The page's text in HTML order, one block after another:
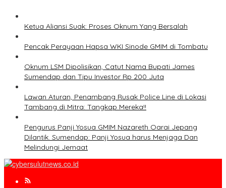
Ketua Aliansi Suak: Proses Oknum Yang Bersalah
Pencak Perayaan Hapsa WKI Sinode GMIM di Tombatu
Oknum LSM Dipolisikan, Catut Nama Bupati James
Sumendap dan Tipu Investor Rp 200 Juta
Lawan Aturan, Penambang Rusak Police Line di Lokasi
Tambang di Mitra: Tangkap Mereka!!
Pengurus Panji Yosua GMIM Nazareth Oarai Jepang
Dilantik. Sumendap: Panji Yosua harus Menjaga Dan
Melindungi Jemaat